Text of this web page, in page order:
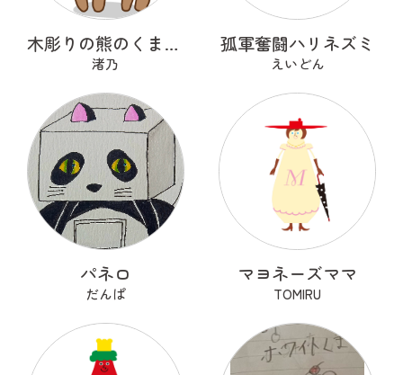
木彫りの熊のくまっくまさん
渚乃
孤軍奮闘ハリネズミ
えいどん
パネロ
だんぱ
マヨネーズママ
TOMIRU